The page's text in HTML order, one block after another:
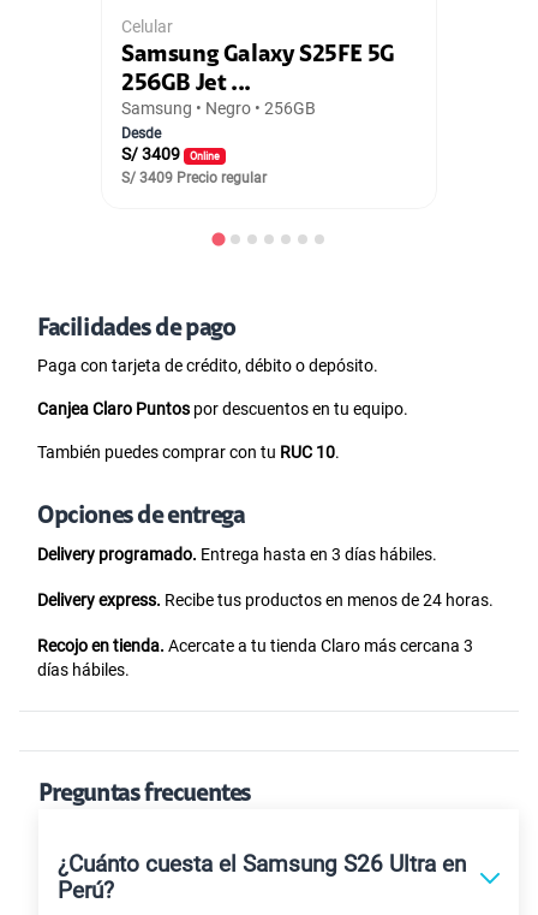
Celular
Samsung Galaxy S25FE 5G
256GB Jet ...
Samsung • Negro • 256GB
Desde
S/ 3409 Online
S/ 3409 Precio regular
Facilidades de pago
Paga con tarjeta de crédito, débito o depósito.
Canjea Claro Puntos por descuentos en tu equipo.
También puedes comprar con tu RUC 10.
Opciones de entrega
Delivery programado. Entrega hasta en 3 días hábiles.
Delivery express. Recibe tus productos en menos de 24 horas.
Recojo en tienda. Acercate a tu tienda Claro más cercana 3
días hábiles.
Preguntas frecuentes
¿Cuánto cuesta el Samsung S26 Ultra en
Perú?